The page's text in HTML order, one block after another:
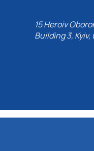
15 Heroiv
Building 3,